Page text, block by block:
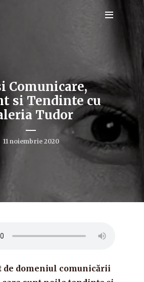
Comunicare,
si Tendinte cu
Tudor
11 noiembrie 2020
de domeniul comunicării